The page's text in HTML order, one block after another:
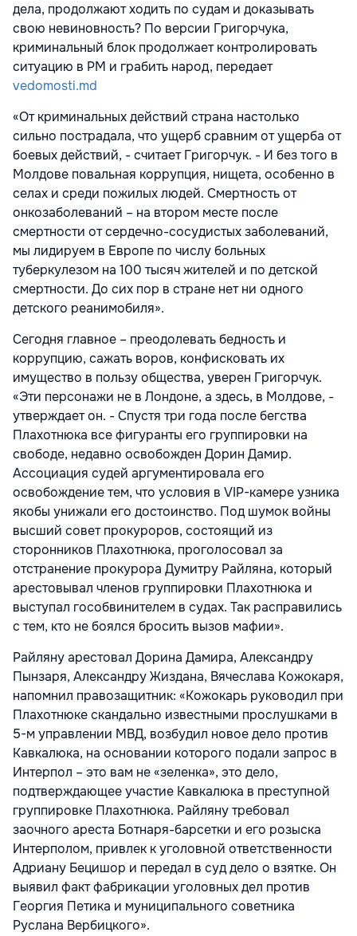
дела, продолжают ходить по судам и доказывать
свою невиновность? По версии Григорчука,
криминальный блок продолжает контролировать
ситуацию в РМ и грабить народ, передает
vedomosti.md
«От криминальных действий страна настолько
сильно пострадала, что ущерб сравним от ущерба от
боевых действий, - считает Григорчук. - И без того в
Молдове повальная коррупция, нищета, особенно в
селах и среди пожилых людей. Смертность от
онкозаболеваний – на втором месте после
смертности от сердечно-сосудистых заболеваний,
мы лидируем в Европе по числу больных
туберкулезом на 100 тысяч жителей и по детской
смертности. До сих пор в стране нет ни одного
детского реанимобиля».
Сегодня главное – преодолевать бедность и
коррупцию, сажать воров, конфисковать их
имущество в пользу общества, уверен Григорчук.
«Эти персонажи не в Лондоне, а здесь, в Молдове, -
утверждает он. - Спустя три года после бегства
Плахотнюка все фигуранты его группировки на
свободе, недавно освобожден Дорин Дамир.
Ассоциация судей аргументировала его
освобождение тем, что условия в VIP-камере узника
якобы унижали его достоинство. Под шумок войны
высший совет прокуроров, состоящий из
сторонников Плахотнюка, проголосовал за
отстранение прокурора Думитру Райляна, который
арестовывал членов группировки Плахотнюка и
выступал гособвинителем в судах. Так расправились
с тем, кто не боялся бросить вызов мафии».
Райляну арестовал Дорина Дамира, Александру
Пынзаря, Александру Жиздана, Вячеслава Кожокаря,
напомнил правозащитник: «Кожокарь руководил при
Плахотнюке скандально известными прослушками в
5-м управлении МВД, возбудил новое дело против
Кавкалюка, на основании которого подали запрос в
Интерпол – это вам не «зеленка», это дело,
подтверждающее участие Кавкалюка в преступной
группировке Плахотнюка. Райляну требовал
заочного ареста Ботнаря-барсетки и его розыска
Интерполом, привлек к уголовной ответственности
Адриану Бецишор и передал в суд дело о взятке. Он
выявил факт фабрикации уголовных дел против
Георгия Петика и муниципального советника
Руслана Вербицкого».